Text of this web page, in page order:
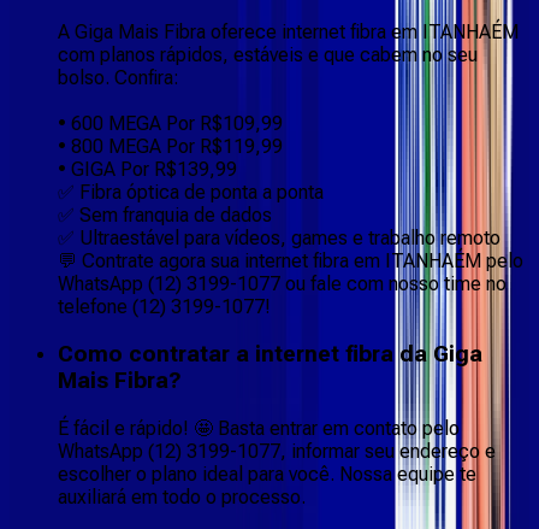
A Giga Mais Fibra oferece internet fibra em ITANHAÉM
com planos rápidos, estáveis e que cabem no seu
bolso. Confira:
• 600 MEGA Por R$109,99
• 800 MEGA Por R$119,99
• GIGA Por R$139,99
✅ Fibra óptica de ponta a ponta
✅ Sem franquia de dados
✅ Ultraestável para vídeos, games e trabalho remoto
💬 Contrate agora sua internet fibra em ITANHAÉM pelo
WhatsApp (12) 3199-1077 ou fale com nosso time no
telefone (12) 3199-1077!
Como contratar a internet fibra da Giga
Mais Fibra?
É fácil e rápido! 🤩 Basta entrar em contato pelo
WhatsApp (12) 3199-1077, informar seu endereço e
escolher o plano ideal para você. Nossa equipe te
auxiliará em todo o processo.